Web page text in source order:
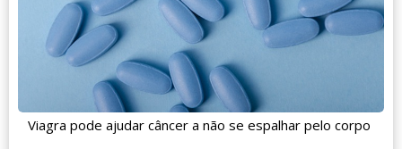
Viagra pode ajudar câncer a não se espalhar pelo corpo